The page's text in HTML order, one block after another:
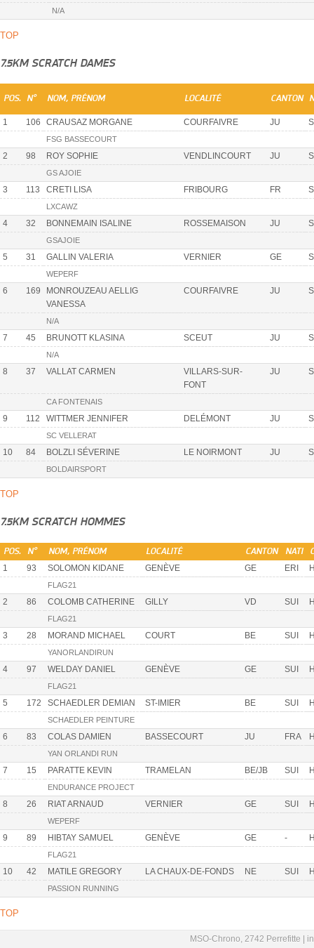
N/A
TOP
7.5KM SCRATCH DAMES
POS. N° NOM, PRÉNOM LOCALITÉ CANTON
1 106 CRAUSAZ MORGANE COURFAIVRE JU
FSG BASSECOURT
2 98 ROY SOPHIE VENDLINCOURT JU
GS AJOIE
3 113 CRETI LISA FRIBOURG FR
LXCAWZ
4 32 BONNEMAIN ISALINE ROSSEMAISON JU
GSAJOIE
5 31 GALLIN VALERIA VERNIER GE
WEPERF
6 169
MONROUZEAU AELLIG
VANESSA
COURFAIVRE JU
N/A
7 45 BRUNOTT KLASINA SCEUT JU
N/A
8 37 VALLAT CARMEN
VILLARS-SUR-
FONT
JU
CA FONTENAIS
9 112 WITTMER JENNIFER DELÉMONT JU
SC VELLERAT
10 84 BOLZLI SÉVERINE LE NOIRMONT JU
BOLDAIRSPORT
TOP
7.5KM SCRATCH HOMMES
POS. N° NOM, PRÉNOM LOCALITÉ CANTON NATI
1 93 SOLOMON KIDANE GENÈVE GE ERI
FLAG21
2 86 COLOMB CATHERINE GILLY VD SUI
FLAG21
3 28 MORAND MICHAEL COURT BE SUI
YANORLANDIRUN
4 97 WELDAY DANIEL GENÈVE GE SUI
FLAG21
5 172 SCHAEDLER DEMIAN ST-IMIER BE SUI
SCHAEDLER PEINTURE
6 83 COLAS DAMIEN BASSECOURT JU FRA
YAN ORLANDI RUN
7 15 PARATTE KEVIN TRAMELAN BE/JB SUI
ENDURANCE PROJECT
8 26 RIAT ARNAUD VERNIER GE SUI
WEPERF
9 89 HIBTAY SAMUEL GENÈVE GE -
FLAG21
10 42 MATILE GREGORY LA CHAUX-DE-FONDS NE SUI
PASSION RUNNING
TOP
MSO-Chrono, 2742 Perrefitte |